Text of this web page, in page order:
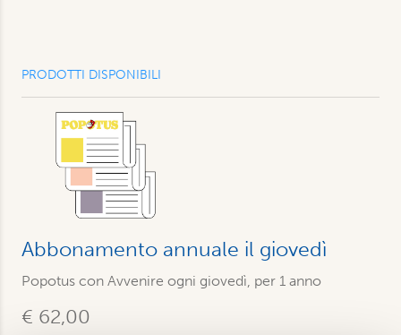
PRODOTTI DISPONIBILI
Abbonamento annuale il giovedì
Popotus con Avvenire ogni giovedì, per 1 anno
€ 62,00